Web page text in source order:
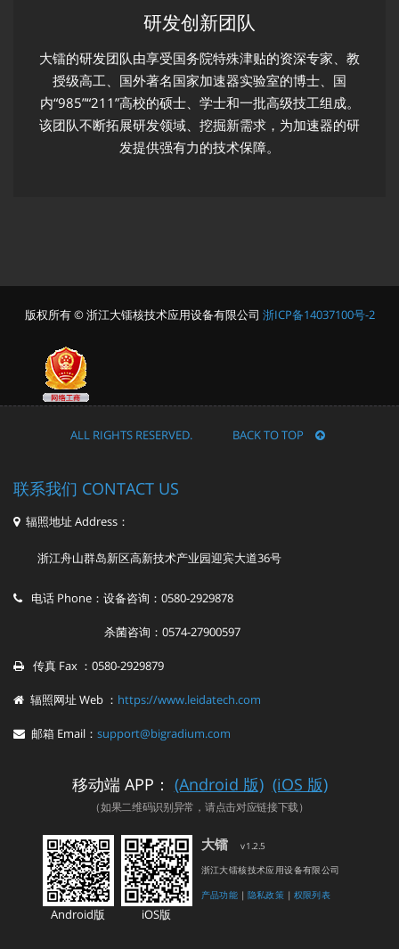
研发创新团队
大镭的研发团队由享受国务院特殊津贴的资深专家、教
授级高工、国外著名国家加速器实验室的博士、国
内“985”“211”高校的硕士、学士和一批高级技工组成。
该团队不断拓展研发领域、挖掘新需求，为加速器的研
发提供强有力的技术保障。
版权所有 © 浙江大镭核技术应用设备有限公司 浙ICP备14037100号-2
ALL RIGHTS RESERVED. BACK TO TOP
联系我们 CONTACT US
辐照地址 Address：
浙江舟山群岛新区高新技术产业园迎宾大道36号
电话 Phone：设备咨询：0580-2929878
杀菌咨询：0574-27900597
传真 Fax ：0580-2929879
辐照网址 Web ： https://www.leidatech.com
邮箱 Email： support@bigradium.com
移动端 APP： (Android 版) (iOS 版)
（如果二维码识别异常，请点击对应链接下载）
Android版 iOS版
大镭
v1.2.5
浙江大镭核技术应用设备有限公司
产品功能 | 隐私政策 | 权限列表